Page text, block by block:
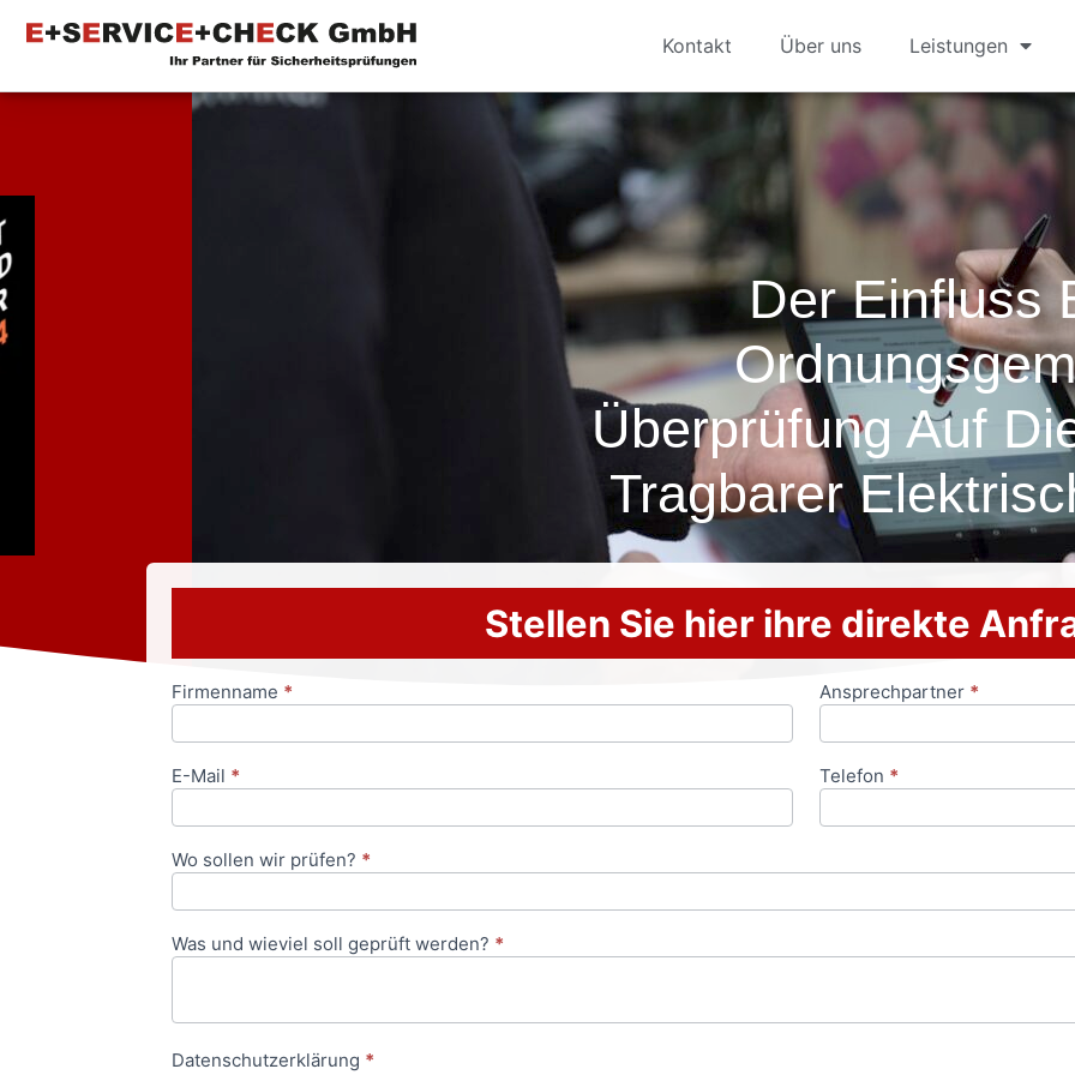
Kontakt Über uns Leistungen
Der Einfluss
Überprüfung Auf
Tragbarer
Stellen Sie hier ihre direkte
Anfrageformular
Firmenname * Ansprechpartner *
E-Mail * Telefon *
Wo sollen wir prüfen? *
Was und wieviel soll geprüft werden? *
Datenschutzerklärung *